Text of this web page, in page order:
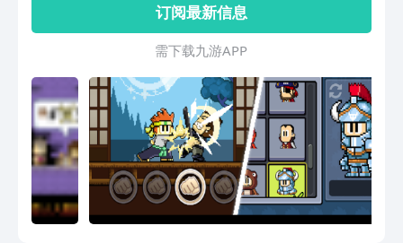
的组织从暗影中走出。你的女朋友 Josie
正在为存亡而战。Dan 能否化险为夷
呢？只有时间能给出答案！ 亟待处理的
任务： 这款扣人心弦的游戏由 Studio
JOHO 创作的搞笑网络系列剧改编而来，
你将凭拳打脚踢和引发爆炸来闯过 12 个
需要你密集地执行动作的关卡。但是战斗
不会就此停止！进入战役模式、每日活
动，让你的肾上腺素喷涌而出，选择更多
角色（比如 Barry Steakfries！）来击败
更多敌人！ 英雄丹(Dan The Man)的特
订阅最新信息
需 下 载 九 游 A P P